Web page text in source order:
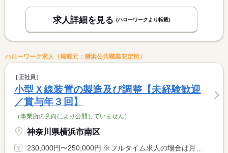
求人詳細を見る (ハローワークより転載)
ハローワーク求人（掲載元：横浜公共職業安定所）
正社員
小型Ｘ線装置の製造及び調整【未経験歓迎
／賞与年３回】
（事業所の意向により公開していません）
神奈川県横浜市南区
230,000円〜250,000円 ※フルタイム求人の場合は月額（換算額）、パート求人の場合は時間額を表示しています。